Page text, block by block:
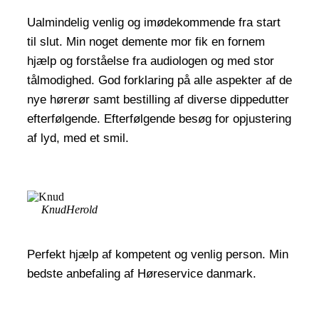
Ualmindelig venlig og imødekommende fra start
til slut. Min noget demente mor fik en fornem
hjælp og forståelse fra audiologen og med stor
tålmodighed. God forklaring på alle aspekter af de
nye hørerør samt bestilling af diverse dippedutter
efterfølgende. Efterfølgende besøg for opjustering
af lyd, med et smil.
KnudHerold
Perfekt hjælp af kompetent og venlig person. Min
bedste anbefaling af Høreservice danmark.